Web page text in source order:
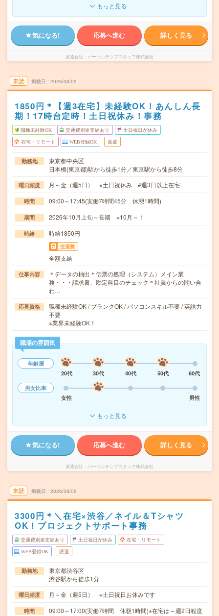
もっと見る
気になる! 応募へ進む 詳しく見る
派遣会社 パーソルテンプスタッフ株式会社
未読 掲載日 2026/08/09
1850円＊【週3在宅】未経験OK！あんしん長
期！17時台定時！土日祝休み！事務
職種未経験OK 交通費別途支給あり 土日祝日が休み
在宅・リモート WEB登録OK 派遣
勤務地
東京都中央区
日本橋(東京都)駅から徒歩1分／東京駅から徒歩8分
曜日頻度 月～金（週5日） ※土日祝休み #週3日以上在宅
時間 09:00～17:45(実働7時間45分 休憩1時間)
期間 2026年10月上旬～長期 ※10月～！
時給 時給1850円
交通費
全額支給
仕事内容
＊データの抽出＊伝票の処理（システム）メイン業
務・・・請求書、勘定科目のチェック＊社員からの問い合
わ…
応募資格
職種未経験OK / ブランクOK / パソコンスキル不要 / 英語力
不要
※業界未経験OK！
職場の雰囲気
年齢層
20代
30代 40代 50代
60代
男女比率
女性
男性
もっと見る
気になる! 応募へ進む 詳しく見る
派遣会社 パーソルテンプスタッフ株式会社
未読 掲載日 2026/08/09
3300円＊＼在宅×渋谷／ネイル＆Tシャツ
OK！プロジェクトサポート事務
交通費別途支給あり 土日祝日が休み 在宅・リモート
WEB登録OK 派遣
勤務地
東京都渋谷区
渋谷駅から徒歩1分
曜日頻度 月～金（週5日） ※土日祝日お休みです
時間
09:00～17:00(実働7時間 休憩1時間)※在宅は～週2日程度